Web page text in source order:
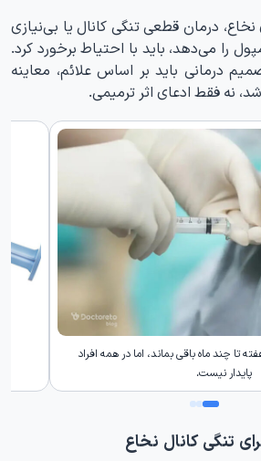
نخاع، درمان قطعی تنگی کانال یا بی‌نیازی
را می‌دهد، باید با احتیاط برخورد کرد.
درمانی باید بر اساس علائم، معاینه
نه فقط ادعای اثر ترمیمی.
تا چند ماه باقی بماند، اما در همه افراد
پایدار نیست.